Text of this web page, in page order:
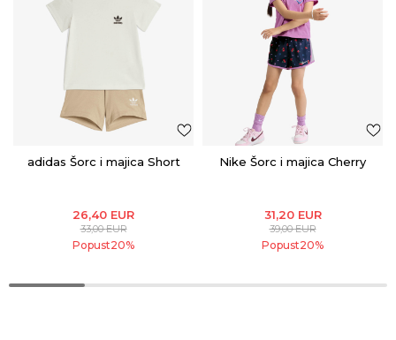
adidas Šorc i majica Short
26,40 EUR
33,00EUR
Popust20%
Nike Šorc i majica Cherry
31,20 EUR
39,00EUR
Popust20%